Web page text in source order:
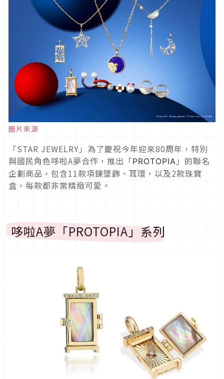
圖片來源
「STAR JEWELRY」為了慶祝今年迎來80周年，特別
與國民角色哆啦A夢合作，推出「PROTOPIA 」的聯名
企劃商品，包含11款項鍊墜飾、耳環，以及2款珠寶
盒，每款都非常精緻可愛。
哆啦A夢「PROTOPIA」系列